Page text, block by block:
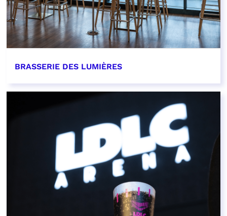
BRASSERIE DES LUMIÈRES